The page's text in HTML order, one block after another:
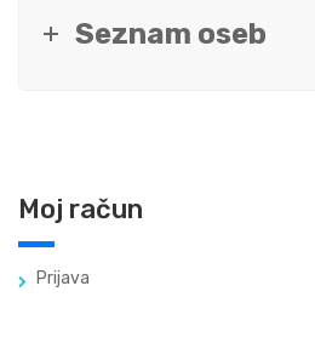
Seznam oseb
Moj račun
Prijava